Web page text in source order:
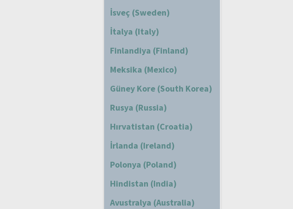
İsveç (Sweden)
İtalya (Italy)
Finlandiya (Finland)
Meksika (Mexico)
Güney Kore (South Korea)
Rusya (Russia)
Hırvatistan (Croatia)
İrlanda (Ireland)
Polonya (Poland)
Hindistan (India)
Avustralya (Australia)